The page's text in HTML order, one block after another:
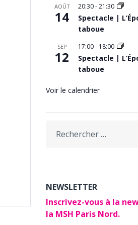
AOÛT
14
20:30-21:30
Spectacle |
taboue
SEP
12
17:00- 18:00
Spectacle |
taboue
Voir le calendrier
for:
NEWSLETTER
Inscrivez-vous à la
la MSH Paris Nord.